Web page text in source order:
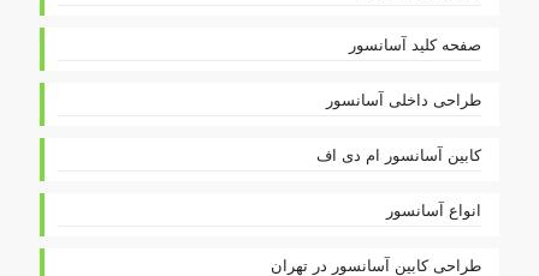
صفحه کلید آسانسور
طراحی داخلی آسانسور
کابین آسانسور ام دی اف
انواع آسانسور
طراحی کابین آسانسور در تهران